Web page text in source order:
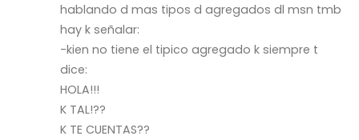
hablando d mas tipos d agregados dl msn tmb
hay k señalar:
-kien no tiene el tipico agregado k siempre t
dice:
HOLA!!!
K TAL!??
K TE CUENTAS??